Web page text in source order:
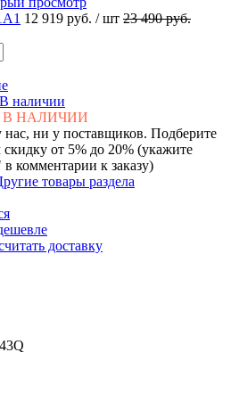
12 919 руб. / шт 23 490 руб.
В наличии
В НАЛИЧИИ
ни у поставщиков. Подберите
от 5% до 20% (укажите
комментарии к заказу)
товары раздела
доставку